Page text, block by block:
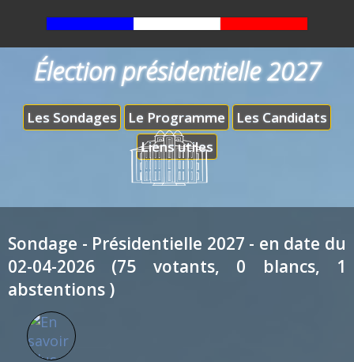
Les Sondages Le Programme
Les Candidats
Liens utiles
Élection présidentielle 2027
Sondage - Présidentielle 2027 - en date du
02-04-2026 (75 votants, 0 blancs, 1
abstentions )